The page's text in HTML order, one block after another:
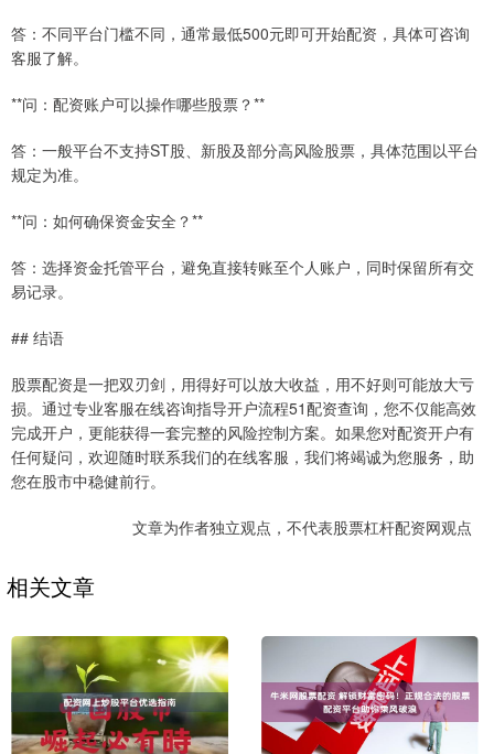
答：不同平台门槛不同，通常最低500元即可开始配资，具体可咨询
客服了解。
**问：配资账户可以操作哪些股票？**
答：一般平台不支持ST股、新股及部分高风险股票，具体范围以平台
规定为准。
**问：如何确保资金安全？**
答：选择资金托管平台，避免直接转账至个人账户，同时保留所有交
易记录。
## 结语
股票配资是一把双刃剑，用得好可以放大收益，用不好则可能放大亏
损。通过专业客服在线咨询指导开户流程51配资查询，您不仅能高效
完成开户，更能获得一套完整的风险控制方案。如果您对配资开户有
任何疑问，欢迎随时联系我们的在线客服，我们将竭诚为您服务，助
您在股市中稳健前行。
文章为作者独立观点，不代表股票杠杆配资网观点
相关文章